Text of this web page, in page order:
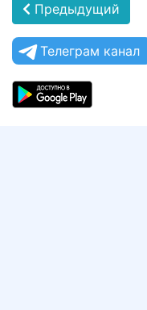
Предыдущий
Телеграм канал